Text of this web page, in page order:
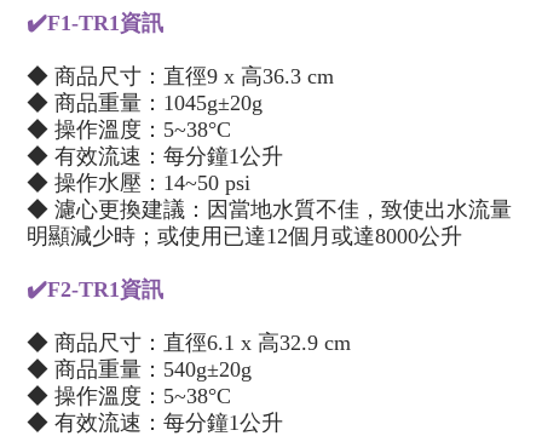
✔️F1-TR1資訊
◆ 商品尺寸：直徑9 x 高36.3 cm
◆ 商品重量：1045g±20g
◆ 操作溫度：5~38°C
◆ 有效流速：每分鐘1公升
◆ 操作水壓：14~50 psi
◆ 濾心更換建議：因當地水質不佳，致使出水流量
明顯減少時；或使用已達12個月或達8000公升
✔️F2-TR1資訊
◆ 商品尺寸：直徑6.1 x 高32.9 cm
◆ 商品重量：540g±20g
◆ 操作溫度：5~38°C
◆ 有效流速：每分鐘1公升